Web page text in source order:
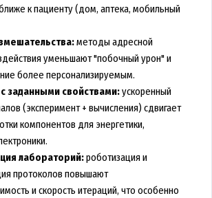
к пациенту (дом, аптека, мобильный
методы адресной
уменьшают "побочный урон" и
более персонализируемым.
заданными свойствами:ускоренный
(эксперимент + вычисления) сдвигает
компонентов для энергетики,
лабораторий:роботизация и
протоколов повышают
и скорость итераций, что особенно